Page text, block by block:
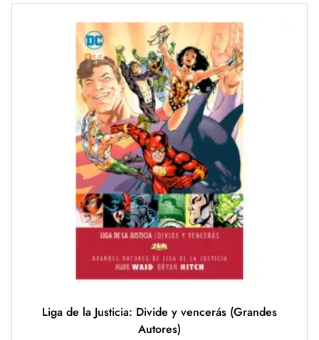
Liga de la Justicia: Divide y vencerás (Grandes
Autores)